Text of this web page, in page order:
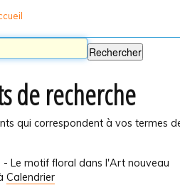
de recherche
qui correspondent à vos termes
- Le motif floral dans l'Art nouveau
Calendrier